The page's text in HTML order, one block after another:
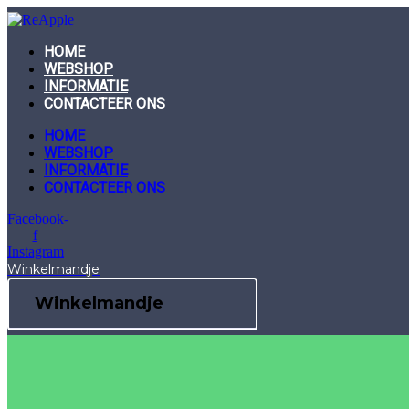
Skip
to
contentHOME
WEBSHOP
INFORMATIE
CONTACTEER ONS
HOME
WEBSHOP
INFORMATIE
CONTACTEER ONS
Facebook-
f
Instagram
Winkelmandje
Winkelmandje